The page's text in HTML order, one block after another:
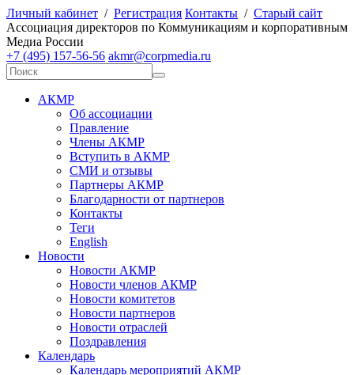
Личный кабинет / Регистрация Контакты / Старый сайт
Ассоциация директоров по Коммуникациям и корпоративным
Медиа России
+7 (495) 157-56-56 akmr@corpmedia.ru
АКМР
Об ассоциации
Правление
Члены АКМР
Вступить в АКМР
СМИ и отзывы
Партнеры АКМР
Благодарности от партнеров
Контакты
Теги
English
Новости
Новости АКМР
Новости членов АКМР
Новости комитетов
Новости партнеров
Новости отраслей
Поздравления
Календарь
Календарь мероприятий АКМР